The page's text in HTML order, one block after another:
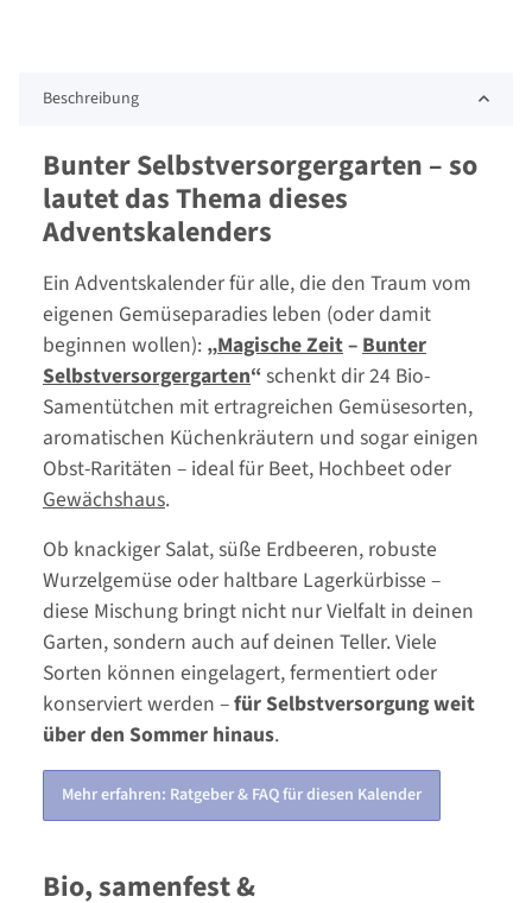
Beschreibung
Bunter Selbstversorgergarten – so
lautet das Thema dieses
Adventskalenders
Ein Adventskalender für alle, die den Traum vom
eigenen Gemüseparadies leben (oder damit
beginnen wollen): „Magische Zeit– Bunter
Selbstversorgergarten“ schenkt dir 24 Bio-
Samentütchen mit ertragreichen Gemüsesorten,
aromatischen Küchenkräutern und sogar einigen
Obst-Raritäten – ideal für Beet, Hochbeet oder
Gewächshaus.
Ob knackiger Salat, süße Erdbeeren, robuste
Wurzelgemüse oder haltbare Lagerkürbisse –
diese Mischung bringt nicht nur Vielfalt in deinen
Garten, sondern auch auf deinen Teller. Viele
Sorten können eingelagert, fermentiert oder
konserviert werden –für Selbstversorgung weit
über den Sommer hinaus.
Mehr erfahren: Ratgeber & FAQ für diesen Kalender
Bio, samenfest &